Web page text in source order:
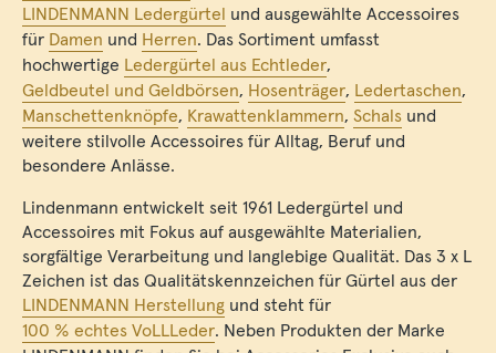
LINDENMANN Ledergürtel und ausgewählte Accessoires
für Damen und Herren. Das Sortiment umfasst
hochwertige Ledergürtel aus Echtleder,
Geldbeutel und Geldbörsen, Hosenträger, Ledertaschen,
Manschettenknöpfe, Krawattenklammern, Schals und
weitere stilvolle Accessoires für Alltag, Beruf und
besondere Anlässe.
Lindenmann entwickelt seit 1961 Ledergürtel und
Accessoires mit Fokus auf ausgewählte Materialien,
sorgfältige Verarbeitung und langlebige Qualität. Das 3 x L
Zeichen ist das Qualitätskennzeichen für Gürtel aus der
LINDENMANN Herstellung und steht für
100 % echtes VoLLLeder. Neben Produkten der Marke